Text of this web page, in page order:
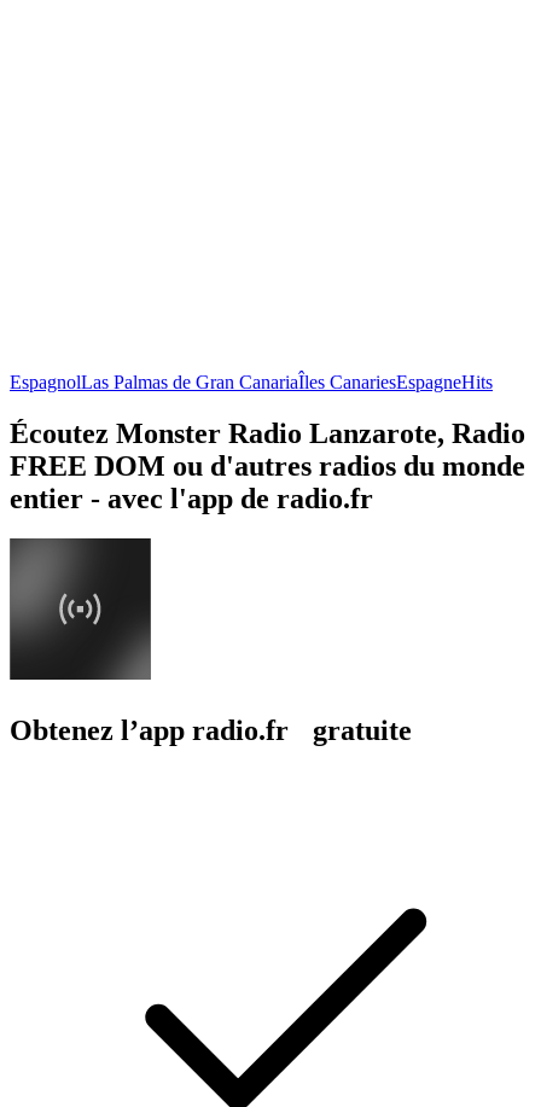
EspagnolLas Palmas de Gran CanariaÎles CanariesEspagneHits
Écoutez Monster Radio Lanzarote, Radio
FREE DOM ou d'autres radios du monde
entier - avec l'app de radio.fr
Obtenez l’app radio.fr gratuite